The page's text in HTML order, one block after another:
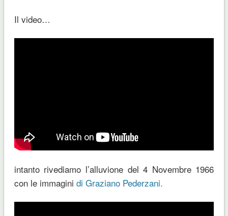
Il video…
intanto rivediamo l’alluvione del 4 Novembre 1966
con le immagini di Graziano Pederzani.